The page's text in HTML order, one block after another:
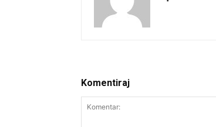
Komentiraj